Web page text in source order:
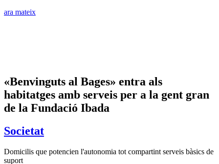
ara mateix
«Benvinguts al Bages» entra als
habitatges amb serveis per a la gent gran
de la Fundació Ibada
Societat
Domicilis que potencien l'autonomia tot compartint serveis bàsics de
suport